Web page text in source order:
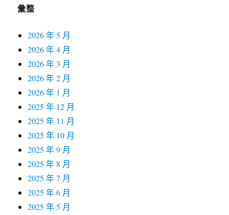
彙整
2026 年 5 月
2026 年 4 月
2026 年 3 月
2026 年 2 月
2026 年 1 月
2025 年 12 月
2025 年 11 月
2025 年 10 月
2025 年 9 月
2025 年 8 月
2025 年 7 月
2025 年 6 月
2025 年 5 月